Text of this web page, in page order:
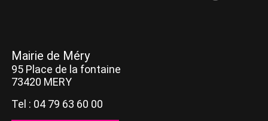
Mairie de Méry
95 Place de la fontaine
73420 MERY
Tel : 04 79 63 60 00